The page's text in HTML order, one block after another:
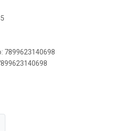
7899623140698